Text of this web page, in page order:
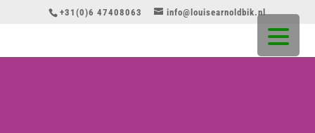
+31(0)6 47408063 info@louisearnoldbik.nl